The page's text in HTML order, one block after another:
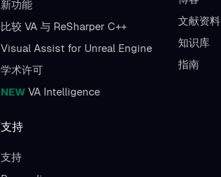
新功能
比较 VA 与 ReSharper C++
Visual Assist for Unreal Engine
学术许可
NEW VA Intelligence
文献资料
知识库
指南
支持
支持